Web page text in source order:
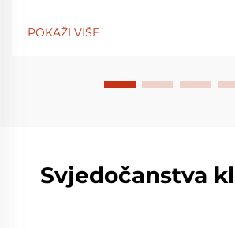
arhitektonskih projekata. S godinama
proizvodnji premium aluminijumskih
POKAŽI VIŠE
Svjedočanstva